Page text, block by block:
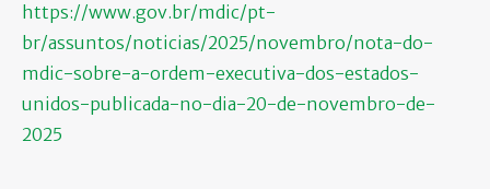
https://www.gov.br/mdic/pt-
br/assuntos/noticias/2025/novembro/nota-do-
mdic-sobre-a-ordem-executiva-dos-estados-
unidos-publicada-no-dia-20-de-novembro-de-
2025